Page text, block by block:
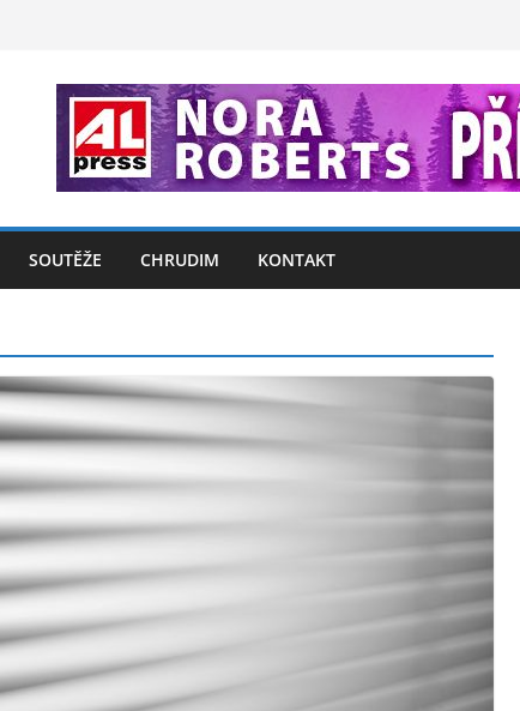
SOUTĚŽE CHRUDIM KONTAKT